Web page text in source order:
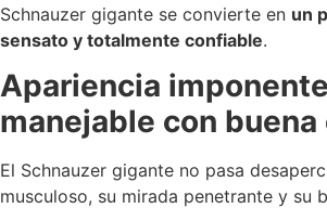
Schnauzer gigante se convierte en un
sensato y totalmente confiable.
Apariencia
manejable con
El Schnauzer gigante no pasa
musculoso, su mirada penetrante y su